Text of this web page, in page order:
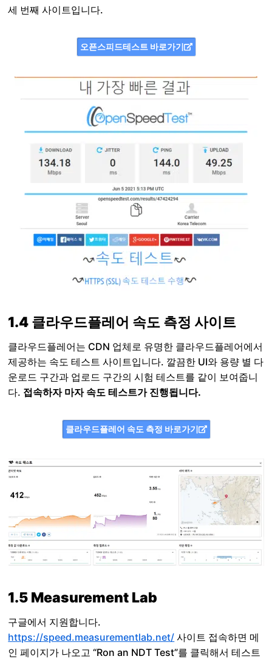
세 번째 사이트입니다.
오픈스피드테스트 바로가기
1.4 클라우드플레어 속도 측정 사이트
클라우드플레어는 CDN 업체로 유명한 클라우드플레어에서
제공하는 속도 테스트 사이트입니다. 깔끔한 UI와 용량 별 다
운로드 구간과 업로드 구간의 시험 테스트를 같이 보여줍니
다. 접속하자 마자 속도 테스트가 진행됩니다.
클라우드플레어 속도 측정 바로가기
1.5 Measurement Lab
구글에서 지원합니다.
https://speed.measurementlab.net/ 사이트 접속하면 메
인 페이지가 나오고 “Ron an NDT Test”를 클릭해서 테스트